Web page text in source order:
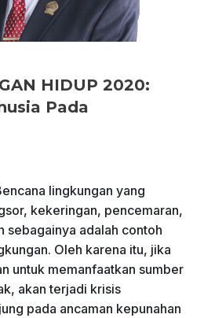
HIDUP 2020:
Pada
lingkungan yang
kekeringan, pencemaran,
sebagainya adalah contoh
Oleh karena itu, jika
untuk memanfaatkan sumber
akan terjadi krisis
pada ancaman kepunahan